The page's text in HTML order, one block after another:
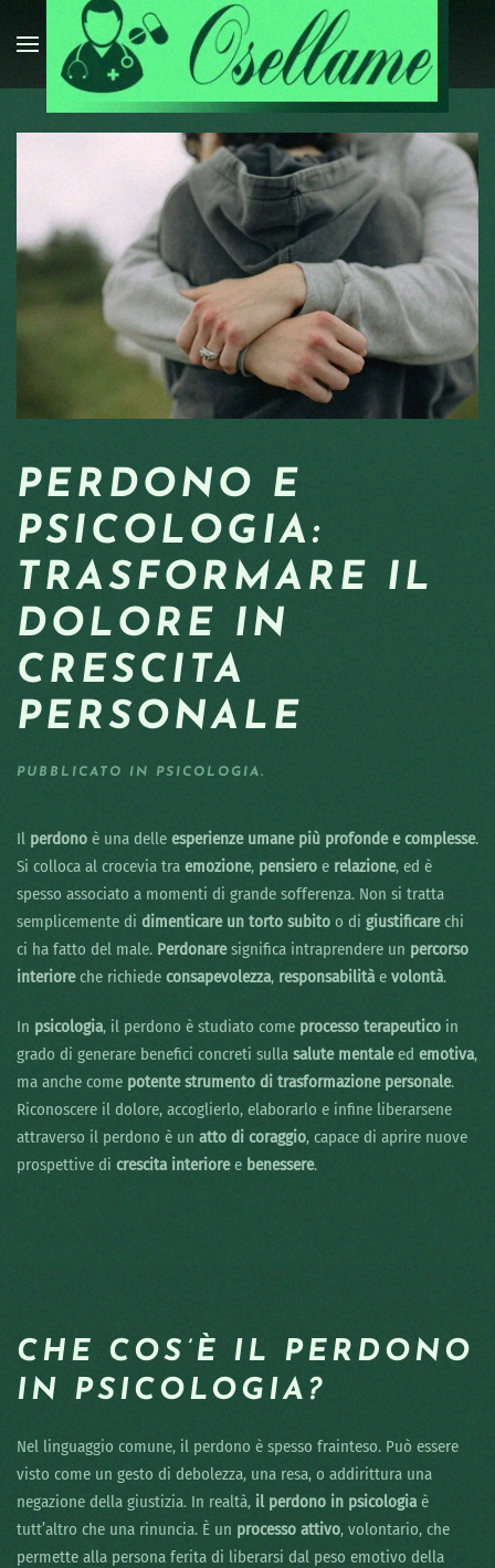
Passa al contenuto principale
PERDONO E
PSICOLOGIA:
TRASFORMARE IL
DOLORE IN
CRESCITA
PERSONALE
PUBBLICATO IN PSICOLOGIA.
Il perdono è una delle esperienze umane più profonde e complesse.
Si colloca al crocevia tra emozione, pensiero e relazione, ed è
spesso associato a momenti di grande sofferenza. Non si tratta
semplicemente di dimenticare un torto subito o di giustificarechi
ci ha fatto del male. Perdonaresignifica intraprendere un percorso
interioreche richiede consapevolezza, responsabilitàe volontà.
In psicologia, il perdono è studiato come processo terapeutico in
grado di generare benefici concreti sulla salute mentaleed emotiva,
ma anche come potente strumento di trasformazione personale.
Riconoscere il dolore, accoglierlo, elaborarlo e infine liberarsene
attraverso il perdono è un atto di coraggio, capace di aprire nuove
prospettive di crescita interioree benessere.
CHE COS’È IL PERDONO
IN PSICOLOGIA?
Nel linguaggio comune, il perdono è spesso frainteso. Può essere
visto come un gesto di debolezza, una resa, o addirittura una
negazione della giustizia. In realtà, il perdono in psicologiaè
tutt’altro che una rinuncia. È un processo attivo, volontario, che
permette alla persona ferita di liberarsi dal peso emotivo della